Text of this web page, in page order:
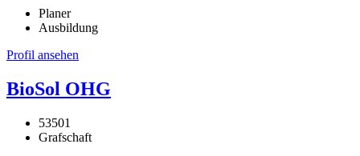
Planer
Ausbildung
Profil ansehen
BioSol OHG
53501
Grafschaft